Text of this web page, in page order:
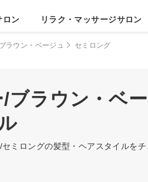
ロン リラク・マッサージサロン
ブラウン・ベージュ セミロング
ブラウン・ベ
ミロングの髪型・ヘアスタイルを